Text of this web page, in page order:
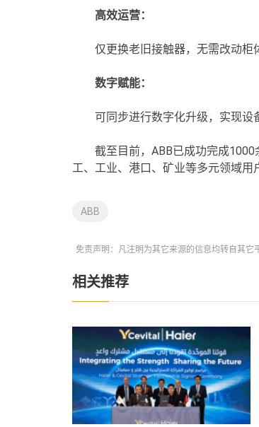
高效运营：
仅更换老旧接触器，无需改动柜
数字赋能：
可同步进行数字化升级，实现设
截至目前，ABB已成功完成
工、工业、港口、矿业等多元领域用
ABB
免责声明：凡注明为其它来源的信息均转自其它
相关推荐